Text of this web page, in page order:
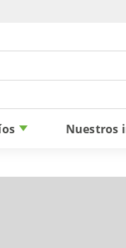
Nuestros